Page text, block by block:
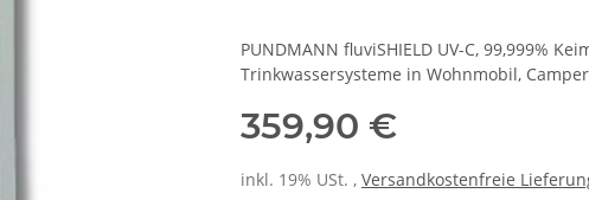
PUNDMANN fluviSHIELD UV-C, 99,999%
Trinkwassersysteme in Wohnmobil,
359,90 €
inkl. 19% USt. , Versandkostenfreie